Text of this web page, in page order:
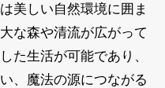
美しい自然環境に囲ま
な森や清流が広がって
た生活が可能であり、
、魔法の源につながる